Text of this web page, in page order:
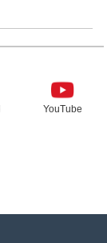
YouTube